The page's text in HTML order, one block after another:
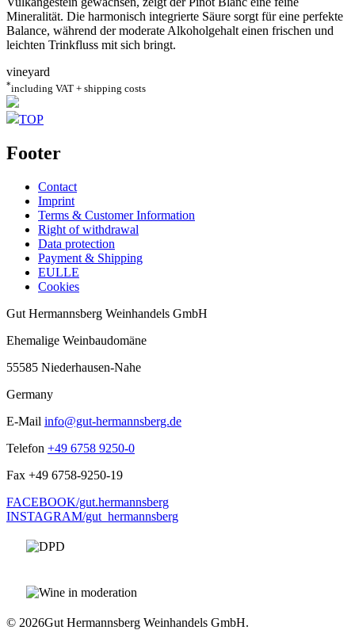
Mineralität. Die harmonisch integrierte Säure sorgt für eine perfekte
Balance, während der moderate Alkoholgehalt einen frischen und
leichten Trinkfluss mit sich bringt.
vineyard
*including VAT + shipping costs
TOP
Footer
Contact
Imprint
Terms & Customer Information
Right of withdrawal
Data protection
Payment & Shipping
EULLE
Cookies
Gut Hermannsberg Weinhandels GmbH
Ehemalige Weinbaudomäne
55585 Niederhausen-Nahe
Germany
E-Mail info@gut-hermannsberg.de
Telefon +49 6758 9250-0
Fax +49 6758-9250-19
FACEBOOK/gut.hermannsberg
INSTAGRAM/gut_hermannsberg
© 2026Gut Hermannsberg Weinhandels GmbH.